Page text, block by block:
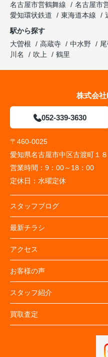
名古屋市営鶴舞線
名古屋市
愛知環状鉄道
東海道本線
駅から探す
大曽根
高蔵寺 中水野
川名
吹上 鶴里
株式会
052-339-3630
〒460-0025
愛知県名古屋市中区古渡町１
営業時間： 9：00～18：00
定休日： 水曜定休
スタッフブログ
最新チラシ
アクセス
お客様の声
スタッフ紹介
買取査定